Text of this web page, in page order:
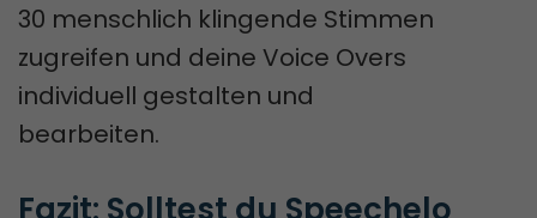
30 menschlich klingende Stimmen
zugreifen und deine Voice Overs
individuell gestalten und
bearbeiten.
Fazit: Solltest du Speechelo